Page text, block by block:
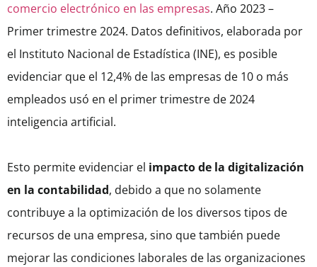
comercio electrónico en las empresas. Año 2023 –
Primer trimestre 2024. Datos definitivos, elaborada por
el Instituto Nacional de Estadística (INE), es posible
evidenciar que el 12,4% de las empresas de 10 o más
empleados usó en el primer trimestre de 2024
inteligencia artificial.
Esto permite evidenciar el impacto de la digitalización
en la contabilidad, debido a que no solamente
contribuye a la optimización de los diversos tipos de
recursos de una empresa, sino que también puede
mejorar las condiciones laborales de las organizaciones